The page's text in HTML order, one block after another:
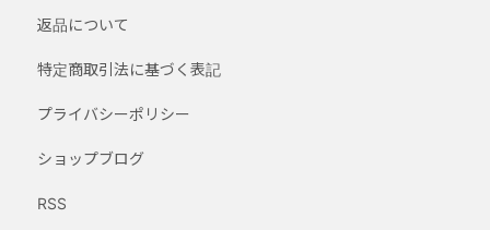
返品について
特定商取引法に基づく表記
プライバシーポリシー
ショップブログ
RSS